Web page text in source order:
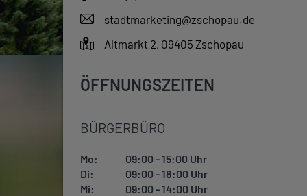
stadtmarketing@zschopau.de
Altmarkt 2, 09405 Zschopau
ÖFFNUNGSZEITEN
BÜRGERBÜRO
Mo:
09:00 - 15:00 Uhr
Di:
09:00 - 18:00 Uhr
Mi:
09:00 - 14:00 Uhr